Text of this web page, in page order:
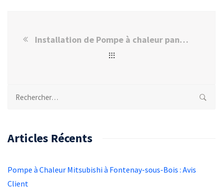
Installation de Pompe à chaleur panasonic Seine-et-Marne
Rechercher :
Articles Récents
Pompe à Chaleur Mitsubishi à Fontenay-sous-Bois : Avis
Client